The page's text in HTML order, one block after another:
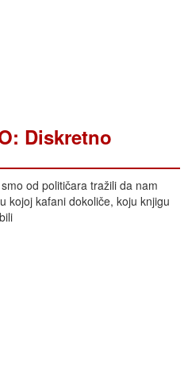
Diskretno
od političara tražili da nam
kojoj kafani dokoliče, koju knjigu